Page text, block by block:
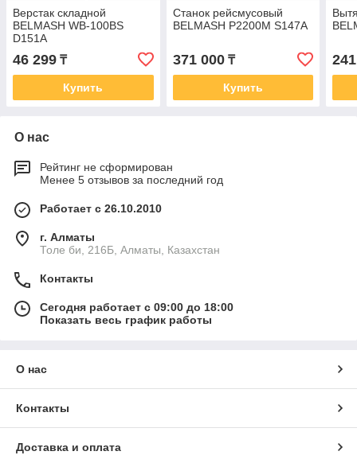
Верстак складной
BELMASH WB-100BS
D151A
46 299 ₸
Купить
Станок рейсмусовый
BELMASH P2200M S147A
371 000₸
Купить
О нас
Рейтинг не сформирован
Менее 5 отзывов за последний год
Работает с 26.10.2010
г. Алматы
Толе би, 216Б, Алматы, Казахстан
Контакты
Сегодня работает с 09:00 до 18:00
Показать весь график работы
О нас
Контакты
Доставка и оплата